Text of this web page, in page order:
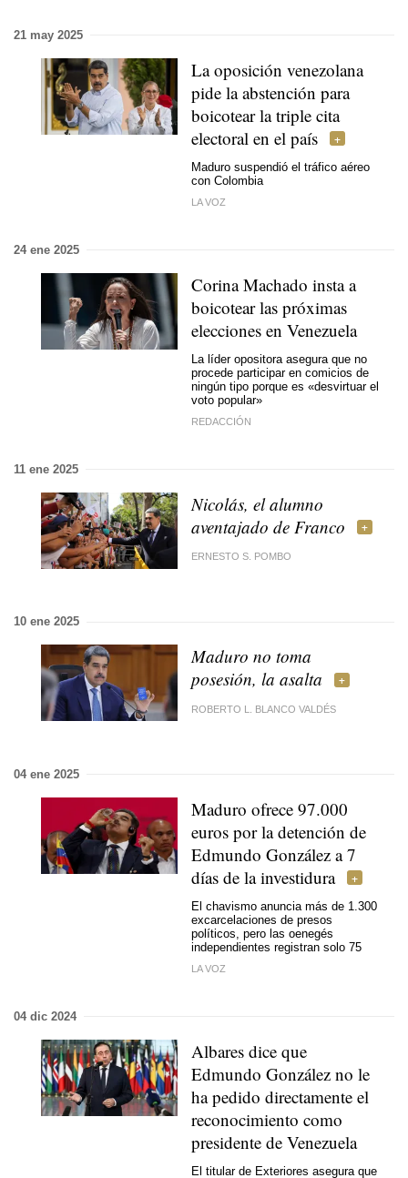
21 may 2025
La oposición venezolana
pide la abstención para
boicotear la triple cita
electoral en el país
Maduro suspendió el tráfico aéreo
con Colombia
LA VOZ
24 ene 2025
Corina Machado insta a
boicotear las próximas
elecciones en Venezuela
La líder opositora asegura que no
procede participar en comicios de
ningún tipo porque es «desvirtuar el
voto popular»
REDACCIÓN
11 ene 2025
Nicolás, el alumno
aventajado de Franco
ERNESTO S. POMBO
10 ene 2025
Maduro no toma
posesión, la asalta
ROBERTO L. BLANCO VALDÉS
04 ene 2025
Maduro ofrece 97.000
euros por la detención de
Edmundo González a 7
días de la investidura
El chavismo anuncia más de 1.300
excarcelaciones de presos
políticos, pero las oenegés
independientes registran solo 75
LA VOZ
04 dic 2024
Albares dice que
Edmundo González no le
ha pedido directamente el
reconocimiento como
presidente de Venezuela
El titular de Exteriores asegura que